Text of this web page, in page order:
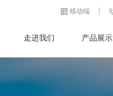
移动端
走进我们 产品展示